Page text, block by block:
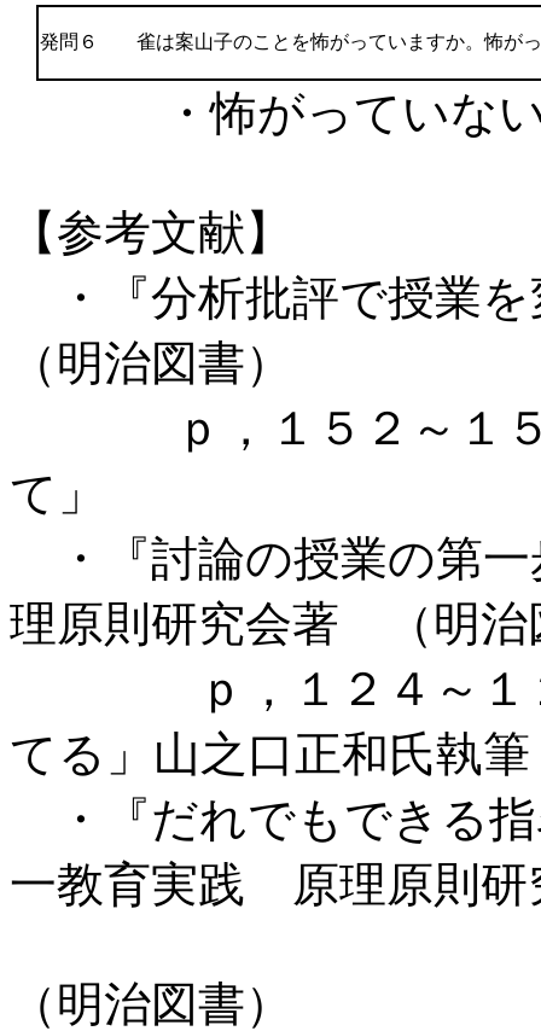
発問６ 雀は案山子のことを怖がっていますか。怖が
・怖がっていな
【参考文献】
・『分析批評で授
（明治図書）
ｐ，１５２～１５
て」
・『討論の授業の第
理原則研究会著 （明治
ｐ，１２４～１２
てる」山之口正和氏執筆
・『だれでもできる
一教育実践 原理原則
（明治図書）